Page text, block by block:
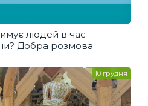
людей в час
Добра розмова
10 грудня